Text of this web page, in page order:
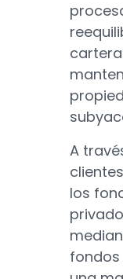
A
los
fondos